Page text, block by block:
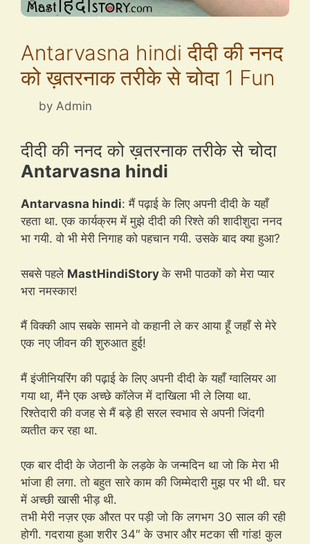
Antarvasna hindi दीदी की ननद
को ख़तरनाक तरीके से चोदा 1 Fun
by Admin
दीदी की ननद को ख़तरनाक तरीके से चोदा
Antarvasna hindi
Antarvasna hindi: मैं पढ़ाई के लिए अपनी दीदी के यहाँ
रहता था. एक कार्यक्रम में मुझे दीदी की रिश्ते की शादीशुदा ननद
भा गयी. वो भी मेरी निगाह को पहचान गयी. उसके बाद क्या हुआ?
सबसे पहले MastHindiStoryके सभी पाठकों को मेरा प्यार
भरा नमस्कार!
मैं विक्की आप सबके सामने वो कहानी ले कर आया हूँ जहाँ से मेरे
एक नए जीवन की शुरुआत हुई!
मैं इंजीनियरिंग की पढ़ाई के लिए अपनी दीदी के यहाँ ग्वालियर आ
गया था, मैंने एक अच्छे कॉलेज में दाखिला भी ले लिया था.
रिश्तेदारी की वजह से मैं बड़े ही सरल स्वभाव से अपनी जिंदगी
व्यतीत कर रहा था.
एक बार दीदी के जेठानी के लड़के के जन्मदिन था जो कि मेरा भी
भांजा ही लगा. तो बहुत सारे काम की जिम्मेदारी मुझ पर भी थी. घर
में अच्छी खासी भीड़ थी.
तभी मेरी नज़र एक औरत पर पड़ी जो कि लगभग 30 साल की रही
होगी. गदराया हुआ शरीर 34″ के उभार और मटका सी गांड! कुल